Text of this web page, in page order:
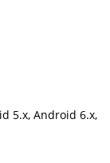
5.x, Android 6.x,